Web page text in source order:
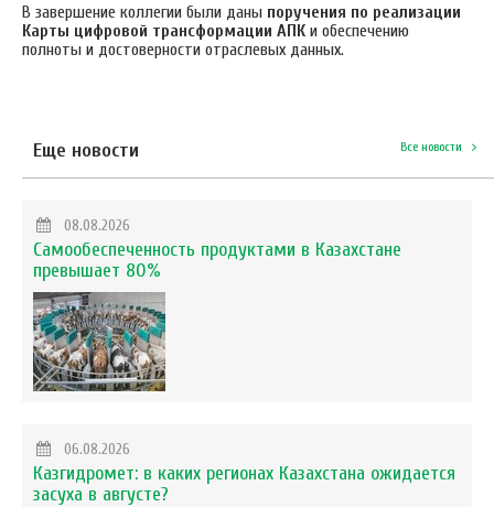
В завершение коллегии были даны поручения по реализации
Карты цифровой трансформации АПК и обеспечению
полноты и достоверности отраслевых данных.
Еще новости Все новости
08.08.2026
Самообеспеченность продуктами в Казахстане
превышает 80%
06.08.2026
Казгидромет: в каких регионах Казахстана ожидается
засуха в августе?